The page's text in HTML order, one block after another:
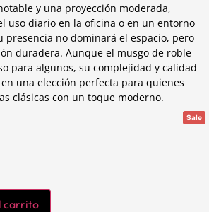
y una proyección moderada,
uso diario en la oficina o en un entorno
presencia no dominará el espacio, pero
duradera. Aunque el musgo de roble
para algunos, su complejidad y calidad
una elección perfecta para quienes
clásicas con un toque moderno.
Sale
carrito